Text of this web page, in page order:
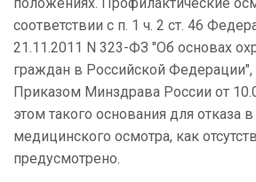
соответствии с п. 1 ч. 2 ст. 46
21.11.2011 N 323-ФЗ "Об основах
граждан в Российской Федерации",
Приказом Минздрава России от
этом такого основания для отказа
медицинского осмотра, как
предусмотрено.